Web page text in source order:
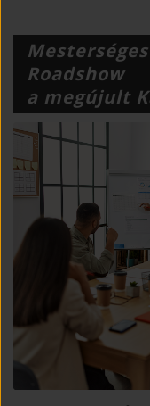
Roadshow
a megújult